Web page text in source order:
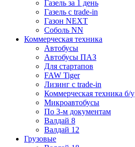
Газель за 1 день
Газель с trade-in
Газон NEXT
Соболь NN
Коммерческая техника
Автобусы
Автобусы ПАЗ
Для стартапов
FAW Tiger
Лизинг с trade-in
Коммерческая техника б/у
Микроавтобусы
По 3-м документам
Валдай 8
Валдай 12
Грузовые